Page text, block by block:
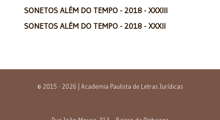
SONETOS ALÉM DO TEMPO - 2018 - XXXIII
SONETOS ALÉM DO TEMPO - 2018 - XXXII
© 2015 - 2026 | Academia Paulista de Letras Jurídicas